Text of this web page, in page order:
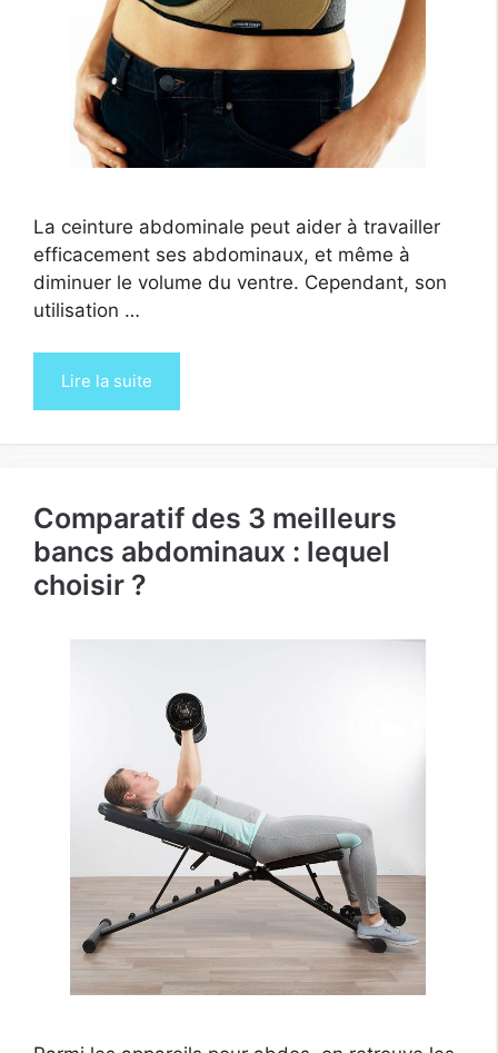
La ceinture abdominale peut aider à travailler
efficacement ses abdominaux, et même à
diminuer le volume du ventre. Cependant, son
utilisation …
Lire la suite
Comparatif des 3 meilleurs
bancs abdominaux : lequel
choisir ?